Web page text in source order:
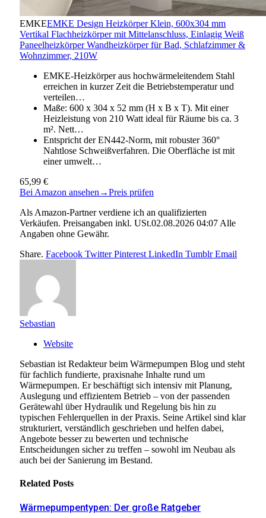
EMKEEMKE Design Heizkörper Klein, 600x304 mm
Vertikal Flachheizkörper mit Mittelanschluss, Einlagig Weiß
Paneelheizkörper Wandheizkörper für Bad, Schlafzimmer &
Wohnzimmer, 210W
EMKE-Heizkörper aus hochwärmeleitendem Stahl
erreichen in kurzer Zeit die Betriebstemperatur und
verteilen…
Maße: 600 x 304 x 52 mm (H x B x T). Mit einer
Heizleistung von 210 Watt ideal für Räume bis ca. 3
m². Nett…
Entspricht der EN442-Norm, mit robuster 360°
Nahtlose Schweißverfahren. Die Oberfläche ist mit
einer umwelt…
65,99 €
Bei Amazon ansehen →Preis prüfen
Als Amazon-Partner verdiene ich an qualifizierten
Verkäufen. Preisangaben inkl. USt.02.08.2026 04:07 Alle
Angaben ohne Gewähr.
Share. Facebook Twitter Pinterest LinkedIn Tumblr Email
Sebastian
Website
Sebastian ist Redakteur beim Wärmepumpen Blog und steht
für fachlich fundierte, praxisnahe Inhalte rund um
Wärmepumpen. Er beschäftigt sich intensiv mit Planung,
Auslegung und effizientem Betrieb – von der passenden
Gerätewahl über Hydraulik und Regelung bis hin zu
typischen Fehlerquellen in der Praxis. Seine Artikel sind klar
strukturiert, verständlich geschrieben und helfen dabei,
Angebote besser zu bewerten und technische
Entscheidungen sicher zu treffen – sowohl im Neubau als
auch bei der Sanierung im Bestand.
Related Posts
Wärmepumpentypen: Der große Ratgeber